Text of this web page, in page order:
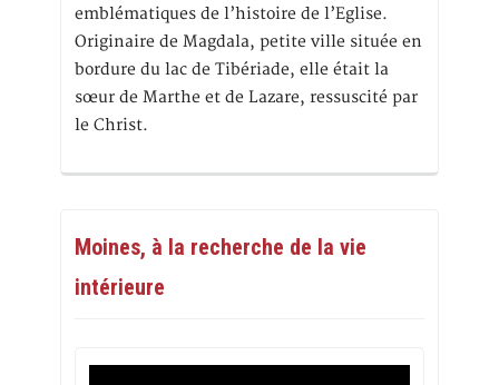
emblématiques de l’histoire de l’Eglise.
Originaire de Magdala, petite ville située en
bordure du lac de Tibériade, elle était la
sœur de Marthe et de Lazare, ressuscité par
le Christ.
Moines, à la recherche de la vie
intérieure